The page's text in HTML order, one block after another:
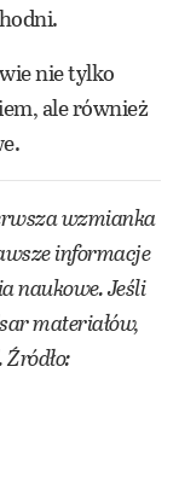
nie tylko
ale również
wzmianka
informacje
naukowe. Jeśli
materiałów,